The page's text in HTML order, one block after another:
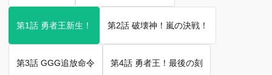
第1話 勇者王新生！ 第2話 破壊神！嵐の決戦！
第3話 GGG追放命令 第4話 勇者王！最後の刻